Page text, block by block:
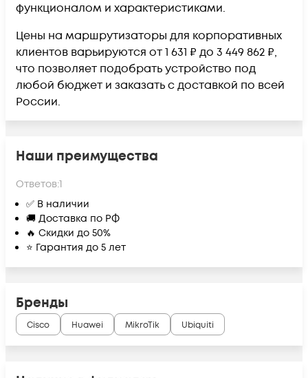
функционалом и характеристиками.
Цены на маршрутизаторы для корпоративных
клиентов варьируются от 1 631 ₽ до 3 449 862 ₽,
что позволяет подобрать устройство под
любой бюджет и заказать с доставкой по всей
России.
Наши преимущества
Ответов:1
✅ В наличии
🚚 Доставка по РФ
🔥 Скидки до 50%
⭐ Гарантия до 5 лет
Бренды
Cisco Huawei MikroTik Ubiquiti